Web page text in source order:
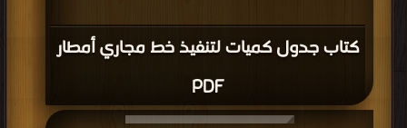
كتاب جدول كميات لتنفيذ خط مجاري أمطار
PDF